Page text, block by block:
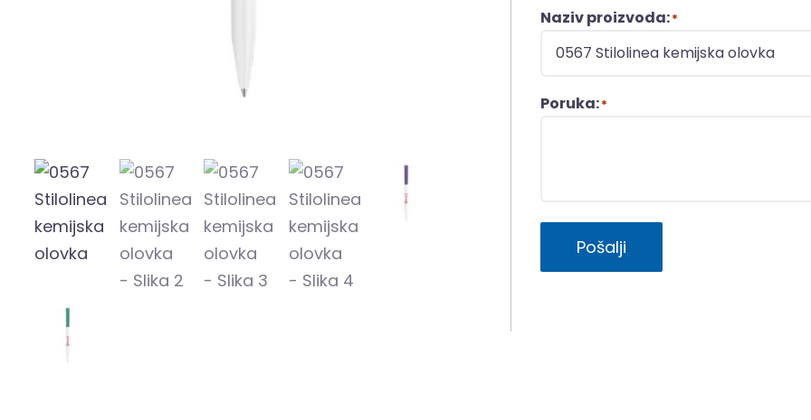
Naziv proizvoda:*
Poruka:*
Pošalji